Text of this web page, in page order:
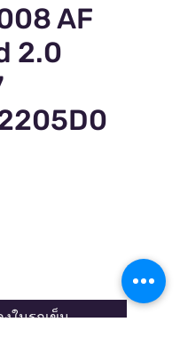
AF
2.0
งในรถเข็น